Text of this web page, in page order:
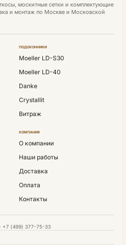
москитные сетки и комплектующие
и монтаж по Москве и Московской
ПОДОКОННИКИ
Moeller LD-S30
Moeller LD-40
Danke
Crystallit
Витраж
КОМПАНИЯ
О компании
Наши работы
Доставка
Оплата
Контакты
+7 (499) 377-75-33